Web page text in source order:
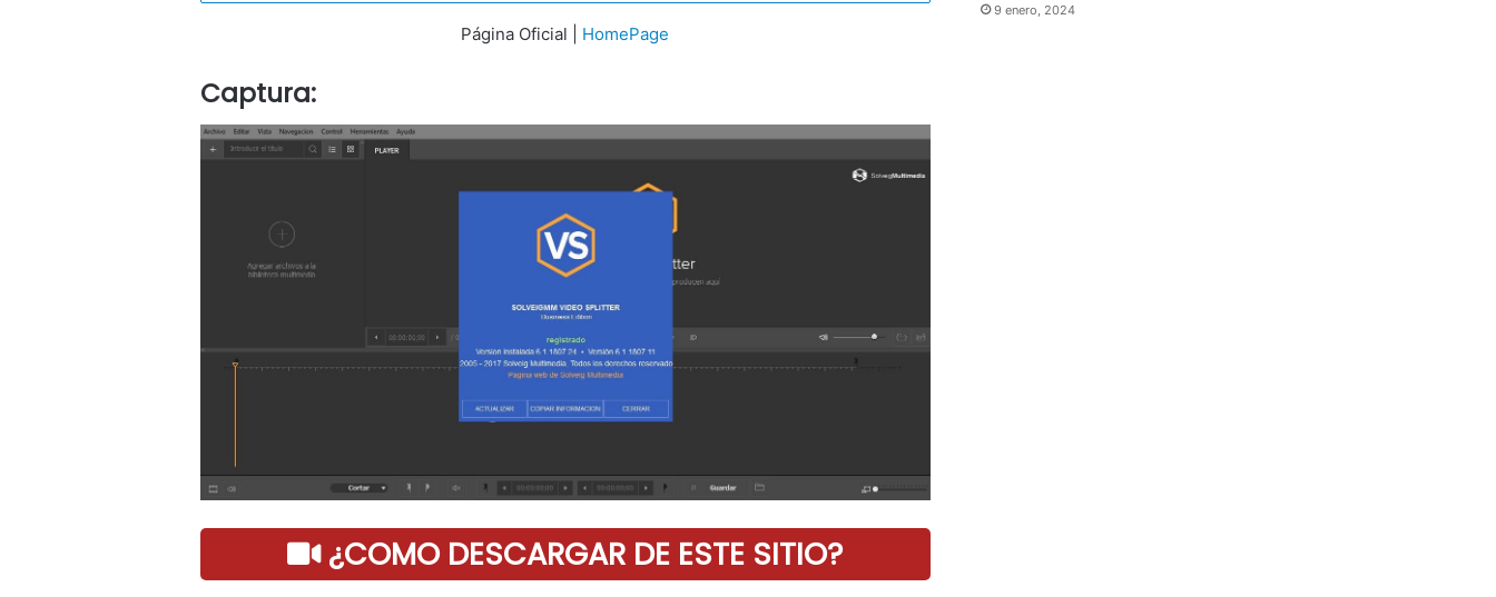
Página Oficial | HomePage
Captura:
¿COMO DESCARGAR DE ESTE SITIO?
9 enero, 2024